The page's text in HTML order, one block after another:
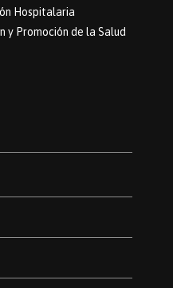
Hospitalaria
y Promoción de la Salud